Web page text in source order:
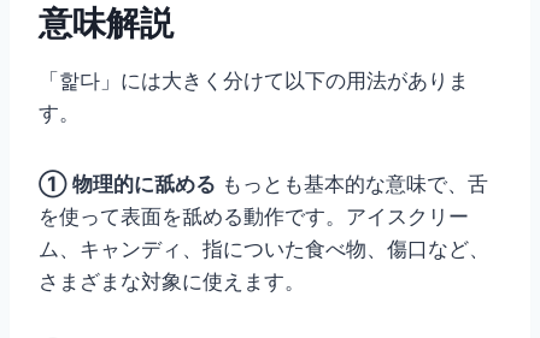
意味解説
「핥다」には大きく分けて以下の用法がありま
す。
① 物理的に舐める もっとも基本的な意味で、舌
を使って表面を舐める動作です。アイスクリー
ム、キャンディ、指についた食べ物、傷口など、
さまざまな対象に使えます。